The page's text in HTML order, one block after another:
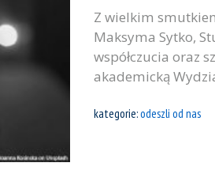
Z wielkim
Maksyma Sytko,
współczucia oraz
akademicką
kategorie:odeszli od nas